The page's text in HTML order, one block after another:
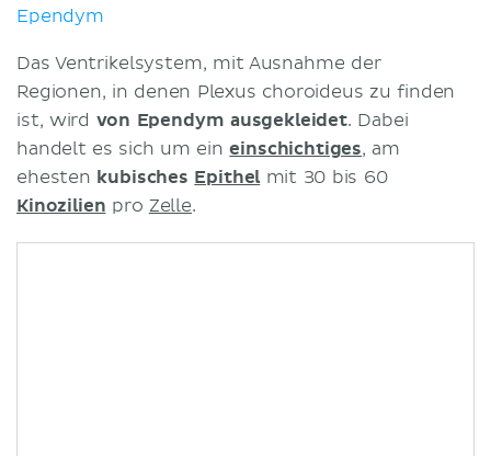
Ependym
Das Ventrikelsystem, mit Ausnahme der
Regionen, in denen Plexus choroideus zu finden
ist, wird von Ependym ausgekleidet. Dabei
handelt es sich um eineinschichtiges, am
ehesten kubisches Epithelmit 30 bis 60
Kinozilien pro Zelle.